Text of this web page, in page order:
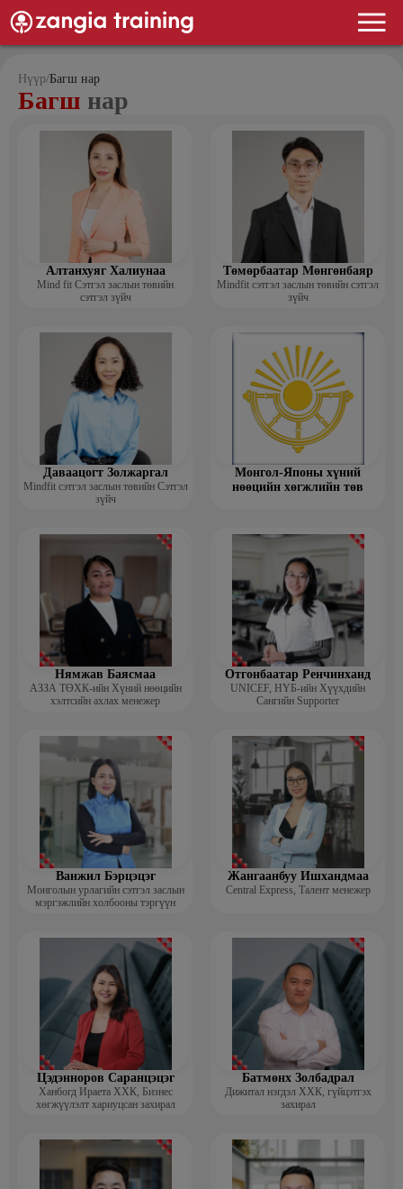
Нүүр/Багш нар
Багш нар
Алтанхуяг Халиунаа
Mind fit Сэтгэл заслын төвийн
сэтгэл зүйч
Төмөрбаатар Мөнгөнбаяр
Mindfit сэтгэл заслын төвийн сэтгэл
зүйч
Даваацогт Золжаргал
Mindfit сэтгэл заслын төвийн Сэтгэл
зүйч
Монгол-Японы хүний
нөөцийн хөгжлийн төв
Нямжав Баясмаа
АЗЗА ТӨХК-ийн Хүний нөөцийн
хэлтсийн ахлах менежер
Отгонбаатар Ренчинханд
UNIСЕF, НҮБ-ийн Хүүхдийн
Сангийн Supporter
Ванжил Бэрцэцэг
Монголын урлагийн сэтгэл заслын
мэргэжлийн холбооны тэргүүн
Жангаанбуу Ишхандмаа
Central Express, Талент менежер
Цэдэнноров Саранцэцэг
Ханбогд Ираета ХХК, Бизнес
хөгжүүлэлт хариуцсан захирал
Батмөнх Золбадрал
Дижитал нэгдэл ХХК, гүйцэтгэх
захирал